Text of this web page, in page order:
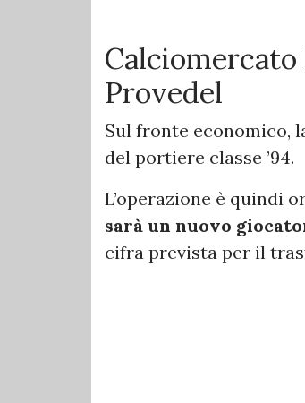
Provedel
Sul fronte economico,
del portiere classe ’94.
L’operazione è quindi
sarà un nuovo
cifra prevista per il